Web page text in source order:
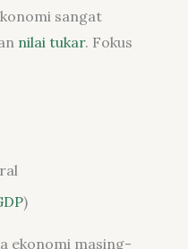
sangat
nilai tukar. Fokus
)
ekonomi masing-